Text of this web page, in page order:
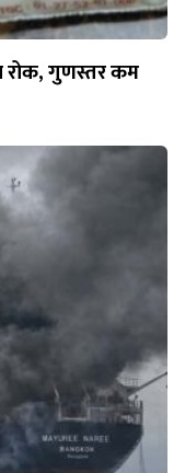
रोक, गुणस्तर कम